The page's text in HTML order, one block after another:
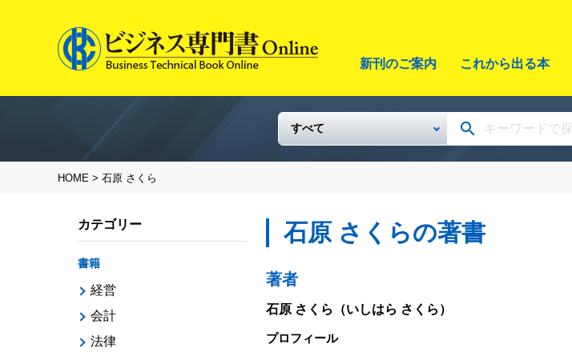
新刊のご案内 これから出る本
HOME > 石原 さくら
石原 さくらの著書
著者
石原 さくら （いしはら さくら）
プロフィール
カテゴリー
書籍
経営
会計
法律